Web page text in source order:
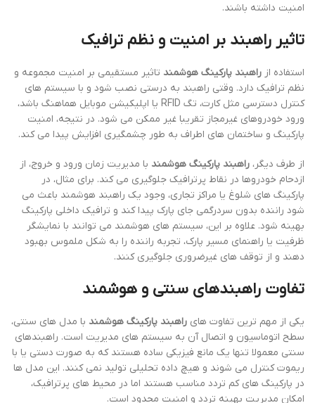
امنیت داشته باشند.
تاثیر راهبند بر امنیت و نظم ترافیک
استفاده از راهبند پارکینگ هوشمند تاثیر مستقیمی بر امنیت مجموعه و
نظم ترافیک دارد. وقتی راهبند به درستی نصب شود و با سیستم های
کنترل دسترسی مثل کارت، تگ RFID یا اپلیکیشن موبایل هماهنگ باشد،
ورود خودروهای غیرمجاز تقریبا غیر ممکن می شود. در نتیجه، امنیت
پارکینگ و ساختمان های اطراف به طور چشمگیری افزایش پیدا می کند.
از طرف دیگر، راهبند پارکینگ هوشمند با مدیریت زمان ورود و خروج، از
ازدحام خودروها در نقاط پرترافیک جلوگیری می کند. برای مثال، در
پارکینگ های شلوغ یا مراکز تجاری، وجود یک راهبند هوشمند باعث می
شود راننده بدون سردرگمی جای پارک پیدا کند و ترافیک داخلی پارکینگ
بهینه شود. علاوه بر این، سیستم های هوشمند می توانند با نمایشگر
ظرفیت یا راهنمای مسیر پارک، تجربه راننده را به شکل ملموس بهبود
دهند و از توقف های غیرضروری جلوگیری کنند.
تفاوت راهبندهای سنتی و هوشمند
یکی از مهم ترین تفاوت های راهبند پارکینگ هوشمند با مدل های سنتی،
سطح اتوماسیون و اتصال آن به سیستم های مدیریت است. راهبندهای
سنتی معمولا تنها یک مانع فیزیکی ساده هستند که به صورت دستی یا با
ریموت کنترل می شوند و هیچ داده تحلیلی تولید نمی کنند. این مدل ها
در پارکینگ های کم تردد مناسب هستند اما در محیط های پرترافیک،
امکان مدیریت بهینه تردد و امنیت محدود است.